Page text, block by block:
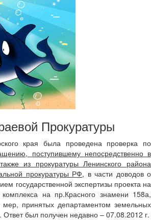
Прокуратуры
края была проведена проверка по
поступившему непосредственно в
также из прокуратуры Ленинского района
прокуратуры РФ, в части доводов о
государственной экспертизы проекта на
комплекса на пр.Красного знамени 158а,
мер, принятых департаментом земельных
был получен недавно – 07.08.2012 г.